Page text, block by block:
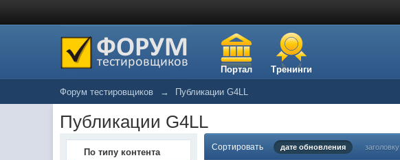
Портал Тренинги
Форум тестировщиков → Публикации G4LL
Публикации G4LL
По типу контента Сортировать дате обновления заголовку